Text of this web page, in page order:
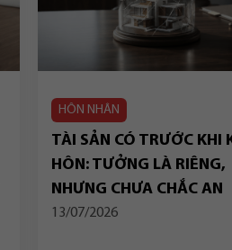
HÔN NHÂN
TÀI SẢN CÓ TRƯỚC KHI
HÔN: TƯỞNG LÀ RIÊNG,
NHƯNG CHƯA CHẮC AN
TOÀN
13/07/2026